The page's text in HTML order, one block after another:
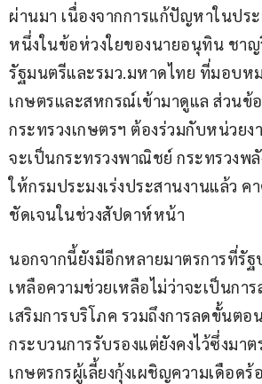
ผ่านมา เนื่องจากการแก้ปัญหาในปร
หนึ่งในข้อห่วงใยของนายอนุทิน ชาญ
รัฐมนตรีและรมว.มหาดไทย ที่มอบห
เกษตรและสหกรณ์เข้ามาดูแล ส่วนข้
กระทรวงเกษตรฯ ต้องร่วมกับหน่วยง
จะเป็นกระทรวงพาณิชย์ กระทรวงพ
ให้กรมประมงเร่งประสานงานแล้ว ค
ชัดเจนในช่วงสัปดาห์หน้า
นอกจากนี้ยังมีอีกหลายมาตรการที่รัฐ
เหลือความช่วยเหลือไม่ว่าจะเป็นกา
เสริมการบริโภค รวมถึงการลดขั้นตอ
กระบวนการรับรองแต่ยังคงไว้ซึ่งมา
เกษตรกรผู้เลี้ยงกุ้งเผชิญความเดือดร้